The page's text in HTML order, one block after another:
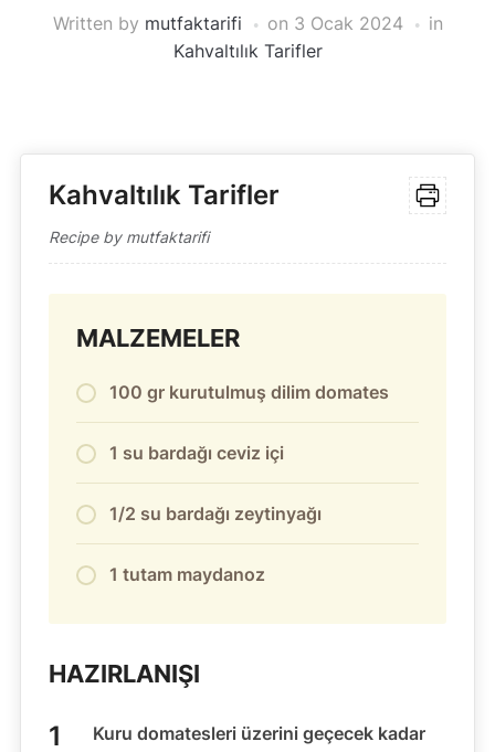
Written by mutfaktarifi on 3 Ocak 2024
in
Kahvaltılık Tarifler
Kahvaltılık Tarifler
Recipe by mutfaktarifi
MALZEMELER
100 gr kurutulmuş dilim domates
1 su bardağı ceviz içi
1/2 su bardağı zeytinyağı
1 tutam maydanoz
HAZIRLANIŞI
Kuru domatesleri üzerini geçecek kadar